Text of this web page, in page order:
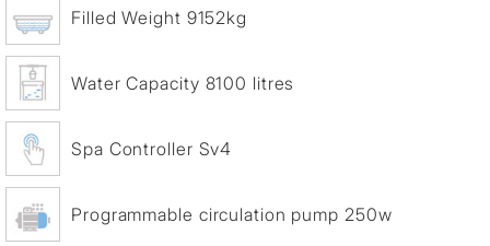
Filled Weight 9152kg
Water Capacity 8100 litres
Spa Controller Sv4
Programmable circulation pump 250w